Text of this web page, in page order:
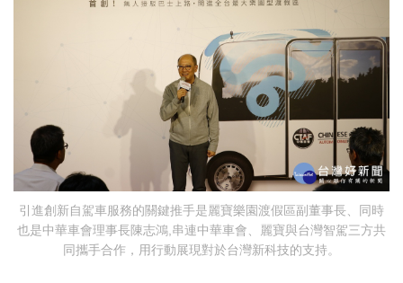
引進創新自駕車服務的關鍵推手是麗寶樂園渡假區副董事長、同時
也是中華車會理事長陳志鴻,串連中華車會、麗寶與台灣智駕三方共
同攜手合作，用行動展現對於台灣新科技的支持。